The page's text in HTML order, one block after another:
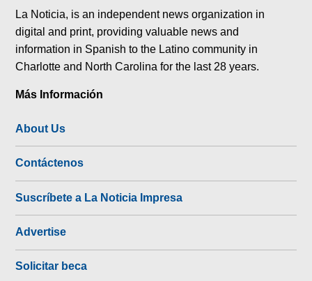
La Noticia, is an independent news organization in
digital and print, providing valuable news and
information in Spanish to the Latino community in
Charlotte and North Carolina for the last 28 years.
Más Información
About Us
Contáctenos
Suscríbete a La Noticia Impresa
Advertise
Solicitar beca